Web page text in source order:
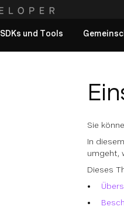
SDKs und Tools
Sie
In
umgeht,
Dieses